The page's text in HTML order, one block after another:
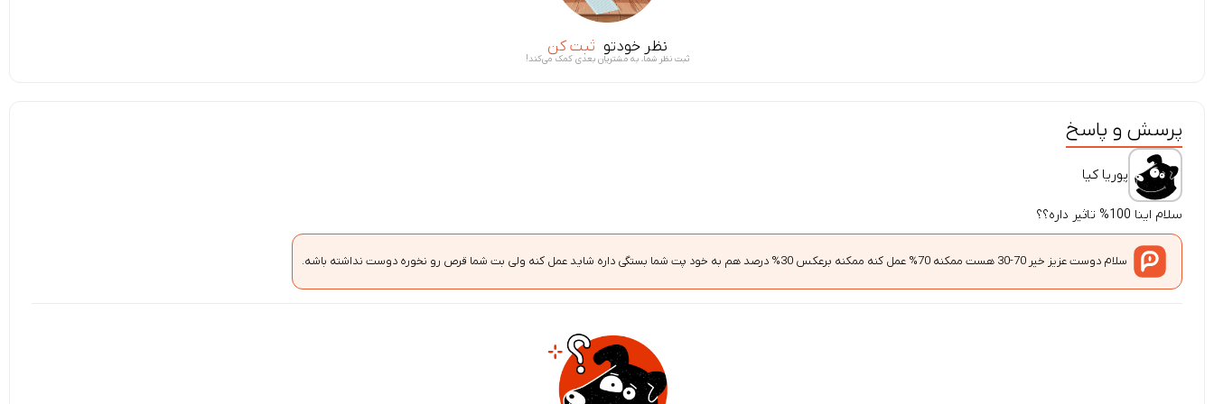
نظر خودتو ثبت کن
ثبت نظر شما، به مشتریان بعدی کمک می‌کند!
پرسش و پاسخ
پوریا کیا
سلام اینا 100% تاثیر داره؟؟
سلام دوست عزیز خیر 70-30 هست ممکنه 70% عمل کنه ممکنه برعکس 30% درصد هم به خود پت شما بستگی داره شاید عمل کنه ولی بت شما قرص رو نخوره دوست نداشته باشه.